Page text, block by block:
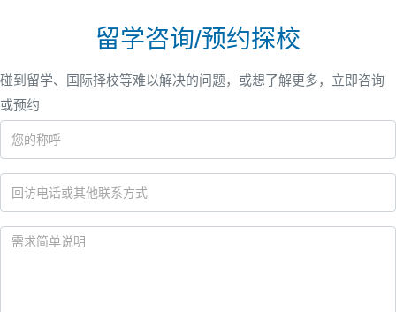
留学咨询/预约探校
碰到留学、国际择校等难以解决的问题，或想了解更多，立即咨询
或预约